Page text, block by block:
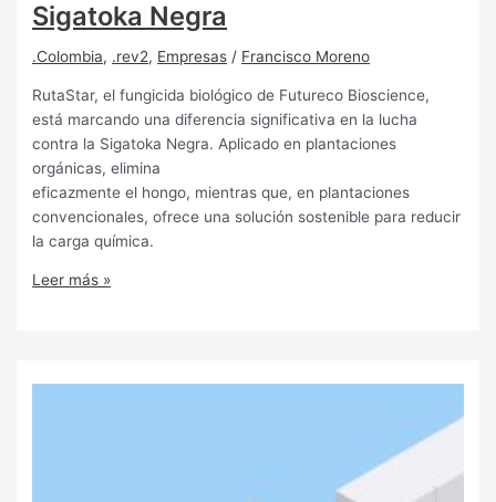
Sigatoka Negra
.Colombia, .rev2, Empresas / Francisco Moreno
RutaStar, el fungicida biológico de Futureco Bioscience,
está marcando una diferencia significativa en la lucha
contra la Sigatoka Negra. Aplicado en plantaciones
orgánicas, elimina
eficazmente el hongo, mientras que, en plantaciones
convencionales, ofrece una solución sostenible para reducir
la carga química.
Leer más »